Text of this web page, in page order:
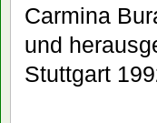
Carmina
und
Stuttgart